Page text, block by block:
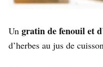
Un gratin de fenouil et
d’herbes au jus de